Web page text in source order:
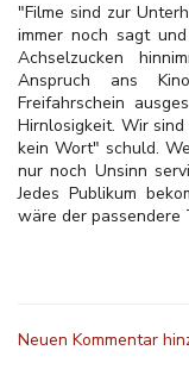
"Filme sind zur
immer noch sagt
Achselzucken
Anspruch ans
Freifahrschein
Hirnlosigkeit. Wir
kein Wort" schuld.
nur noch Unsinn
Jedes Publikum
wäre der passendere
Neuen Kommentar